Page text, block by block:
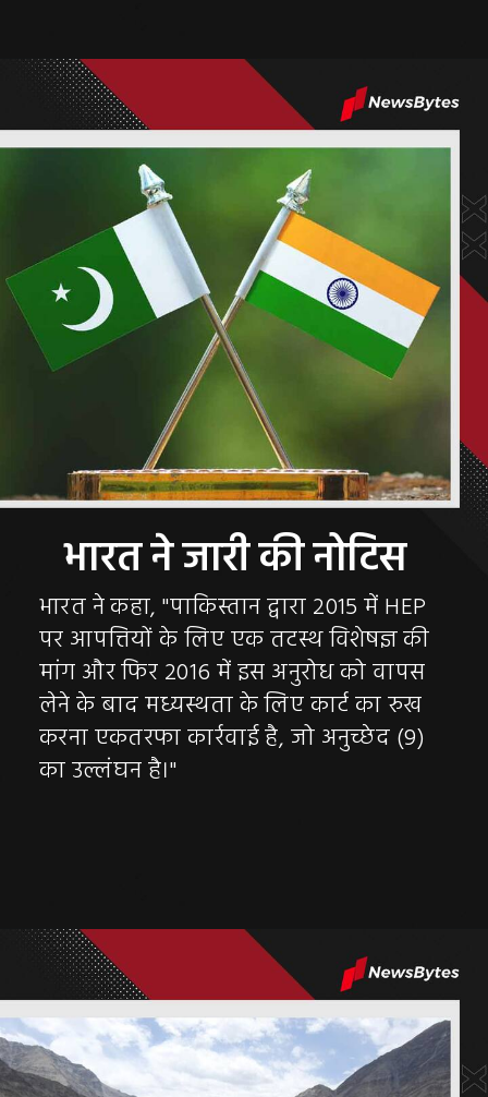
भारत ने जारी की नोटिस
भारत ने कहा, "पाकिस्तान द्वारा 2015 में HEP
पर आपत्तियों के लिए एक तटस्थ विशेषज्ञ की
मांग और फिर 2016 में इस अनुरोध को वापस
लेने के बाद मध्यस्थता के लिए कार्ट का रुख
करना एकतरफा कार्रवाई है, जो अनुच्छेद (9)